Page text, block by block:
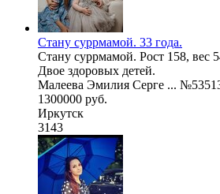
Стану суррмамой. 33 года.
Стану суррмамой. Рост 158, вес
Двое здоровых детей.
Малеева Эмилия Серге ...
1300000 руб.
Иркутск
3143